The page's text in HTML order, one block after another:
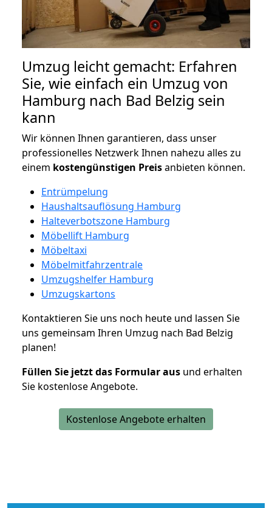
Umzug leicht gemacht: Erfahren
Sie, wie einfach ein Umzug von
Hamburg nach Bad Belzig sein
kann
Wir können Ihnen garantieren, dass unser
professionelles Netzwerk Ihnen nahezu alles zu
einem kostengünstigen Preisanbieten können.
Entrümpelung
Haushaltsauflösung Hamburg
Halteverbotszone Hamburg
Möbellift Hamburg
Möbeltaxi
Möbelmitfahrzentrale
Umzugshelfer Hamburg
Umzugskartons
Kontaktieren Sie uns noch heute und lassen Sie
uns gemeinsam Ihren Umzug nach Bad Belzig
planen!
Füllen Sie jetzt das Formular aus und erhalten
Sie kostenlose Angebote.
Kostenlose Angebote erhalten